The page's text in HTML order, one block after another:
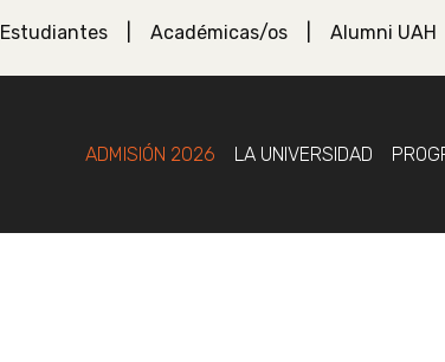
Estudiantes Académicas/os Alumni UAH
ADMISIÓN 2026 LA UNIVERSIDAD